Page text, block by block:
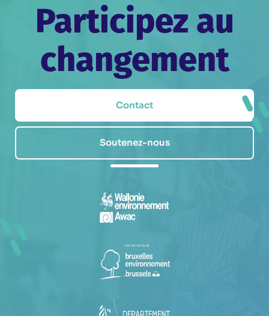
Participez au
changement
Contact
Soutenez-nous